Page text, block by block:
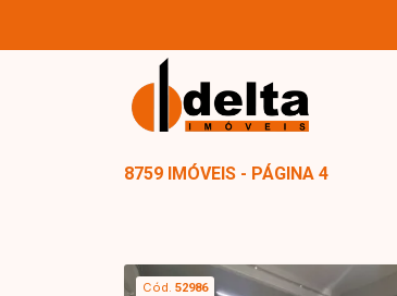
8759 IMÓVEIS - PÁGINA 4
Cód. 52986